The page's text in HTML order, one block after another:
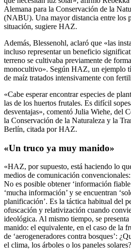
Alemana para la Conservación de la
(NABU). Una mayor distancia entre los
situación, sugiere HAZ.
Además, Blessenohl, aclaró que «las
incluso representar un beneficio
terreno se cultivaba previamente de
monocultivo». Según HAZ, un ejemplo
de maíz tratados intensivamente con
«Cabe esperar encontrar especies de
las de los huertos frutales. Es difícil
desventajas», comentó Julia Wiehe, del
la Conservación de la Naturaleza y la
Berlín, citada por HAZ.
«Un truco ya muy manido»
«HAZ, por supuesto, está haciendo lo
medios de comunicación
No es posible obtener ‘información
‘mucha información’ y se encuentran
planificación’. Es la táctica habitual del
ofuscación y relativización cuando
ideológica. Al mismo tiempo, se
manido: el equivalente, en el caso de la
de ‘aerogeneradores contra bosques’:
el clima, los árboles o los paneles